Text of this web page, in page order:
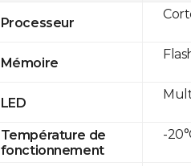
Processeur
Mémoire
LED
Température de
fonctionnement
-